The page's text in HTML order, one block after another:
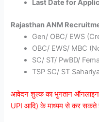
Last Date for
Rajasthan ANM
Gen/ OBC/ EWS
OBC/ EWS/ MBC
SC/ ST/ PwBD/
TSP SC/ ST
आवेदन शुल्क का भुगतान ऑनलाइन
UPI आदि) के माध्यम से कर सकते